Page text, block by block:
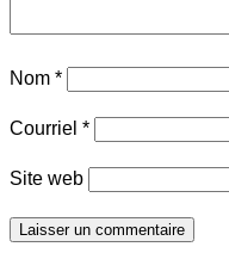
Nom *
Courriel *
Site web